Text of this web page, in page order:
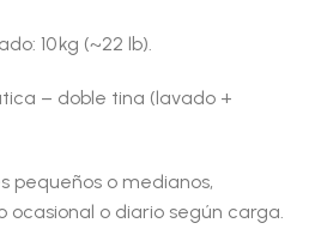
10 kg (~22 lb).
– doble tina (lavado +
pequeños o medianos,
ocasional o diario según carga.